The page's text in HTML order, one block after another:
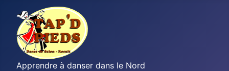
Apprendre à danser dans le Nord